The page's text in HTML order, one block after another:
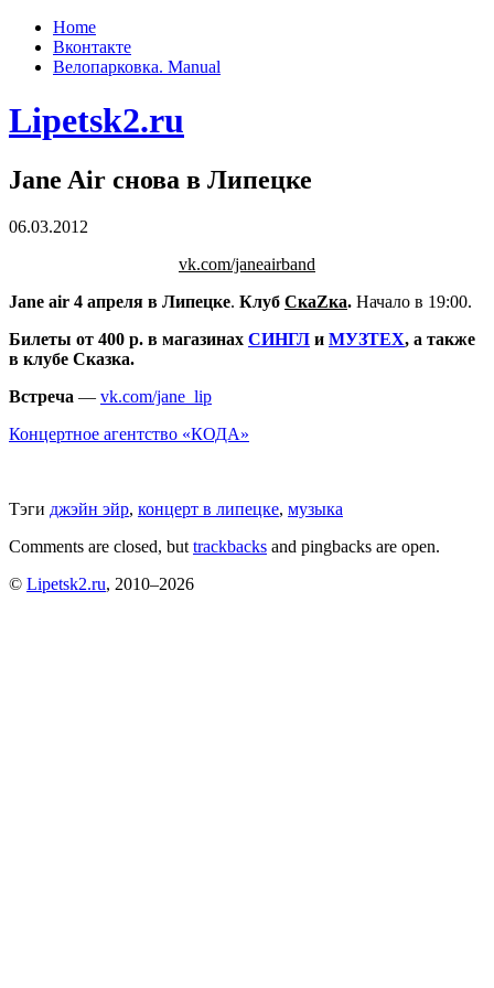
Home
Вконтакте
Велопарковка. Manual
Lipetsk2.ru
Jane Air снова в Липецке
06.03.2012
vk.com/janeairband
Jane air 4 апреля в Липецке. Клуб СкаZка. Начало в 19:00.
Билеты от 400 р. в магазинах СИНГЛ и МУЗТЕХ, а также
в клубе Сказка.
Встреча — vk.com/jane_lip
Концертное агентство «КОДА»
Тэги джэйн эйр, концерт в липецке, музыка
Comments are closed, but trackbacks and pingbacks are open.
© Lipetsk2.ru, 2010–2026